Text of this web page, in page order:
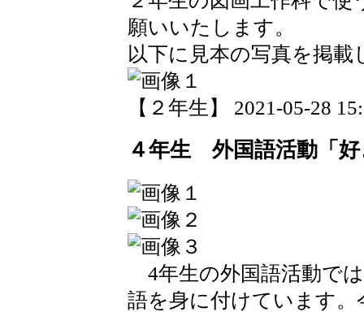
願いいたします。
以下に見本の写真を掲載
【２年生】 2021-05-28
４年生 外国語活動「
4年生の外国語活動で
語を身に付けています